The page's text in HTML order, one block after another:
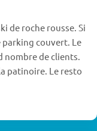
de roche rousse. Si
couvert. Le
nombre de clients.
patinoire. Le resto